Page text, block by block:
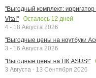
"Выгодный комплект:
Vita!"
Осталось 12 дней
4 - 18 Августа 2026
"Выгодные цены на ноутбуки
3 - 16 Августа 2026
"Выгодные цены на ПК ASUS!"
3 Августа - 13 Сентября 2026